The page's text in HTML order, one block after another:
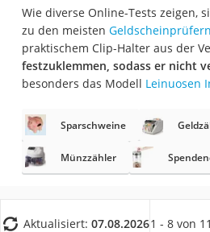
Wie diverse Online-Tests zeigen,
zu den meisten Geldscheinprüfern
praktischem Clip-Halter aus der
festzuklemmen, sodass er nicht
besonders das Modell Leinuosen
Sparschweine
Münzzähler
Aktualisiert: 07.08.20261 - 8 von